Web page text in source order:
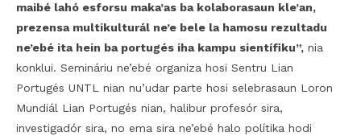
maibé lahó esforsu maka’as ba kolaborasaun kle’an,
prezensa multikulturál ne’e bele la hamosu rezultadu
ne’ebé ita hein ba portugés iha kampu sientífiku”, nia
konklui. Semináriu ne’ebé organiza hosi Sentru Lian
Portugés UNTL nian nu’udar parte hosi selebrasaun Loron
Mundiál Lian Portugés nian, halibur profesór sira,
investigadór sira, no ema sira ne’ebé halo polítika hodi